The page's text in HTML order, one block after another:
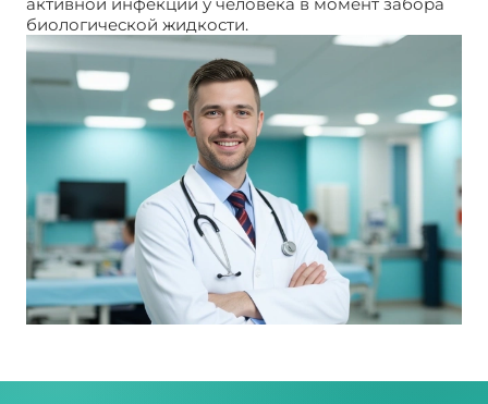
биологической жидкости.